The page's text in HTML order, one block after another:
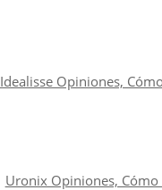
Idealisse Opiniones,
Uronix Opiniones, Cómo